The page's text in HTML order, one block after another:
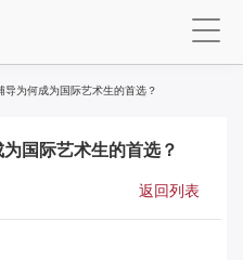
导为何成为国际艺术生的首选？
国际艺术生的首选？
返回列表